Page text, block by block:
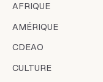
AFRIQUE
AMÉRIQUE
CDEAO
CULTURE